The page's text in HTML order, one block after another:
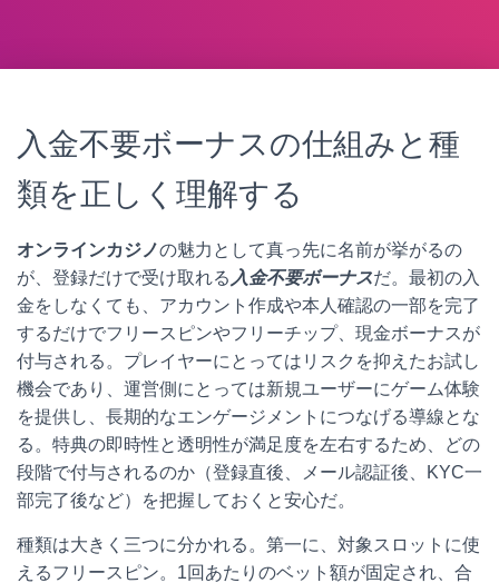
入金不要ボーナスの仕組みと種
類を正しく理解する
オンラインカジノの魅力として真っ先に名前が挙がるの
が、登録だけで受け取れる 入金不要ボーナスだ。最初の入
金をしなくても、アカウント作成や本人確認の一部を完了
するだけでフリースピンやフリーチップ、現金ボーナスが
付与される。プレイヤーにとってはリスクを抑えたお試し
機会であり、運営側にとっては新規ユーザーにゲーム体験
を提供し、長期的なエンゲージメントにつなげる導線とな
る。特典の即時性と透明性が満足度を左右するため、どの
段階で付与されるのか（登録直後、メール認証後、KYC一
部完了後など）を把握しておくと安心だ。
種類は大きく三つに分かれる。第一に、対象スロットに使
えるフリースピン。1回あたりのベット額が固定され、合